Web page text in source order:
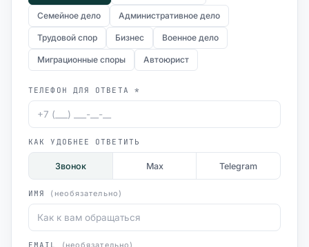
Семейное дело Административное дело
Трудовой спор Бизнес Военное дело
Миграционные споры Автоюрист
ТЕЛЕФОН ДЛЯ ОТВЕТА *
КАК УДОБНЕЕ ОТВЕТИТЬ
Звонок Max Telegram
ИМЯ (необязательно)
EMAIL (необязательно)